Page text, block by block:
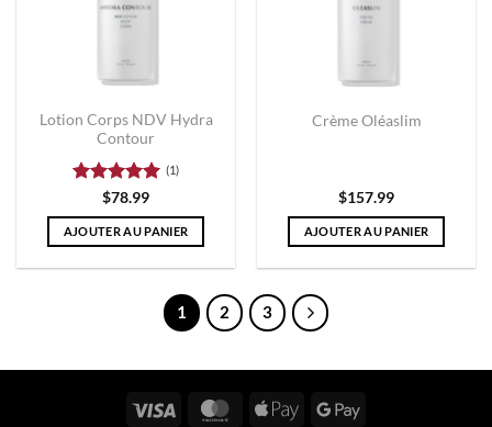
Lotion Corps NDV Hydra
Contour
Note5sur
5
(1)
$78.99
AJOUTER AU PANIER
Crème Oléaslim
$157.99
AJOUTER AU PANIER
1 2 3
Visa MasterCardApple
Google